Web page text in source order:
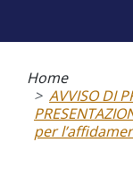
pane
Home
AVVISO DI
per